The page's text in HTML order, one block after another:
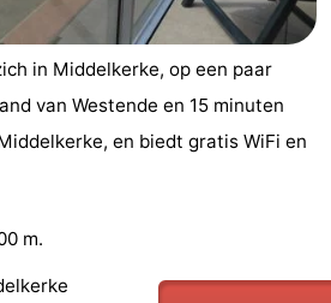
in Middelkerke, op een paar
van Westende en 15 minuten
en biedt gratis WiFi en
m.